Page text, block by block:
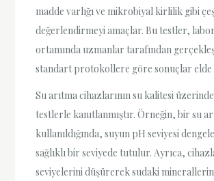
madde varlığı ve mikrobiyal kirlilik gibi
değerlendirmeyi amaçlar. Bu testler,
ortamında uzmanlar tarafından
standart protokollere göre sonuçlar elde
Su arıtma cihazlarının su kalitesi
testlerle kanıtlanmıştır. Örneğin, bir su
kullanıldığında, suyun pH seviyesi
sağlıklı bir seviyede tutulur. Ayrıca,
seviyelerini düşürerek sudaki